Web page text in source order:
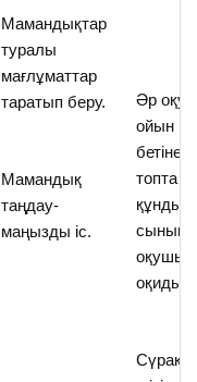
Мамандықтар
туралы
мағлұматтар
таратып беру.
Мамандық
таңдау-
маңызды іс.
Әр
ойын
бетіне
топта
сынып
оқиды.